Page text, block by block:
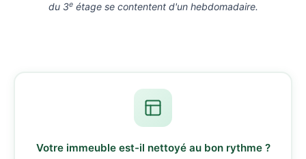
du 3eétage se contentent d'un hebdomadaire.
Votre immeuble est-il nettoyé au bon rythme ?